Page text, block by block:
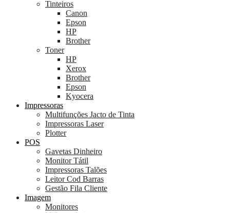
Tinteiros
Canon
Epson
HP
Brother
Toner
HP
Xerox
Brother
Epson
Kyocera
Impressoras
Multifunções Jacto de Tinta
Impressoras Laser
Plotter
POS
Gavetas Dinheiro
Monitor Tátil
Impressoras Talões
Leitor Cod Barras
Gestão Fila Cliente
Imagem
Monitores